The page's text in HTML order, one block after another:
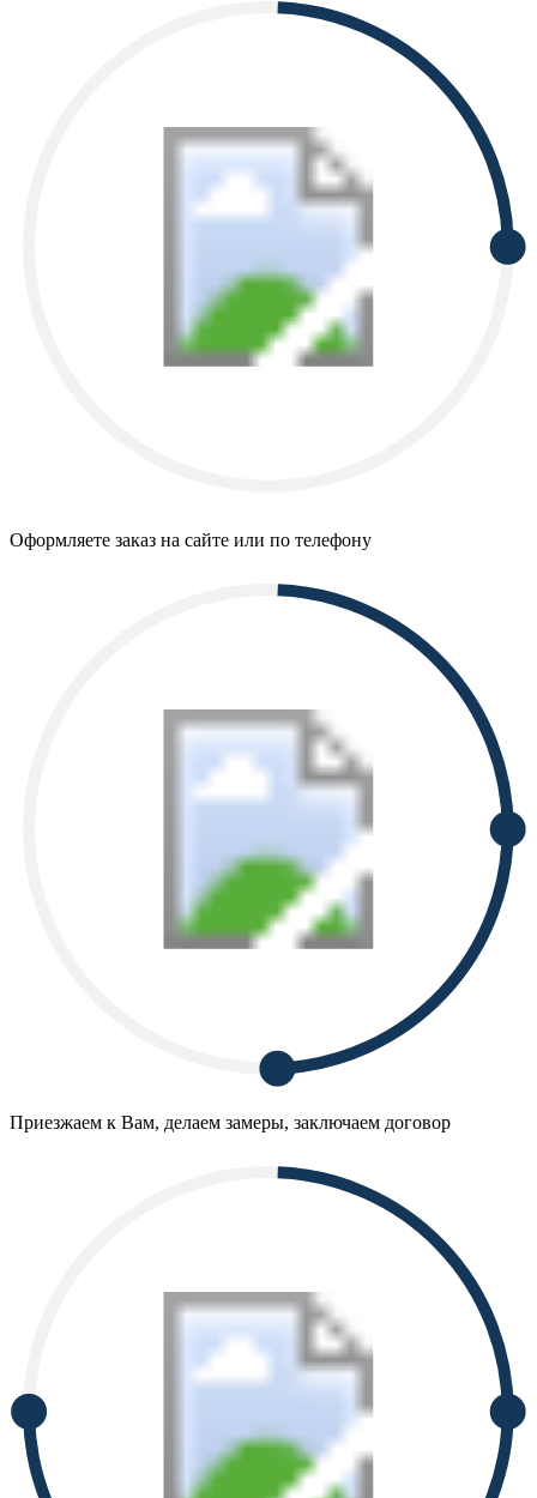
Оформляете заказ на сайте или по телефону
Приезжаем к Вам, делаем замеры, заключаем договор